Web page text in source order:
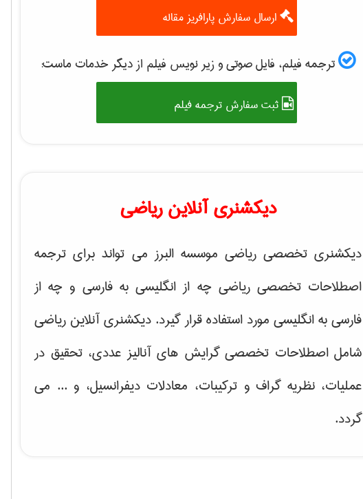
ارسال سفارش پارافریز مقاله
ترجمه فیلم، فایل صوتی و زیر نویس فیلم از دیگر خدمات ماست:
ثبت سفارش ترجمه فیلم
دیکشنری آنلاین ریاضی
دیکشنری تخصصی ریاضی موسسه البرز می تواند برای ترجمه
اصطلاحات تخصصی ریاضی چه از انگلیسی به فارسی و چه از
فارسی به انگلیسی مورد استفاده قرار گیرد. دیکشنری آنلاین ریاضی
شامل اصطلاحات تخصصی گرایش هایآنالیز عددی، تحقیق در
عملیات، نظریه گراف و تركیبات، معادلات دیفرانسیل، و ... می
گردد.